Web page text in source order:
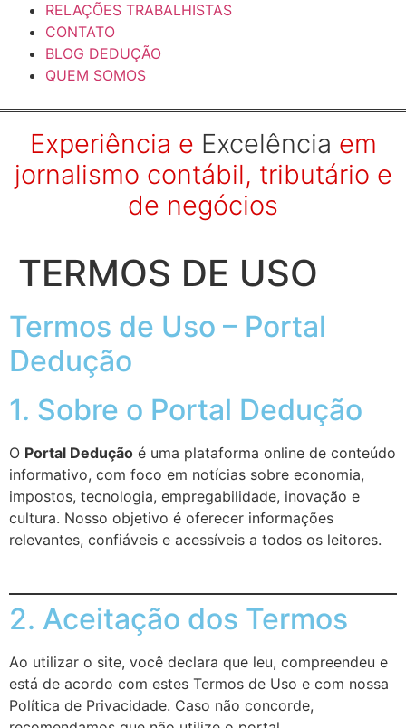
RELAÇÕES TRABALHISTAS
CONTATO
BLOG DEDUÇÃO
QUEM SOMOS
Experiência e Excelência em
jornalismo contábil, tributário e
de negócios
TERMOS DE USO
Termos de Uso – Portal
Dedução
1. Sobre o Portal Dedução
O Portal Dedução é uma plataforma online de conteúdo
informativo, com foco em notícias sobre economia,
impostos, tecnologia, empregabilidade, inovação e
cultura. Nosso objetivo é oferecer informações
relevantes, confiáveis e acessíveis a todos os leitores.
2. Aceitação dos Termos
Ao utilizar o site, você declara que leu, compreendeu e
está de acordo com estes Termos de Uso e com nossa
Política de Privacidade. Caso não concorde,